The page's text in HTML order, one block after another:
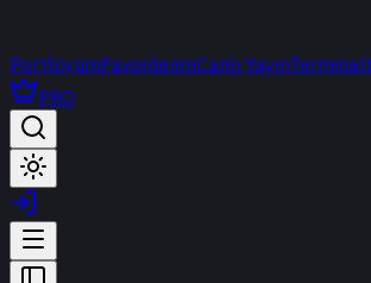
PortföyümFavorilerimCanlı YayınTerminal
PRO